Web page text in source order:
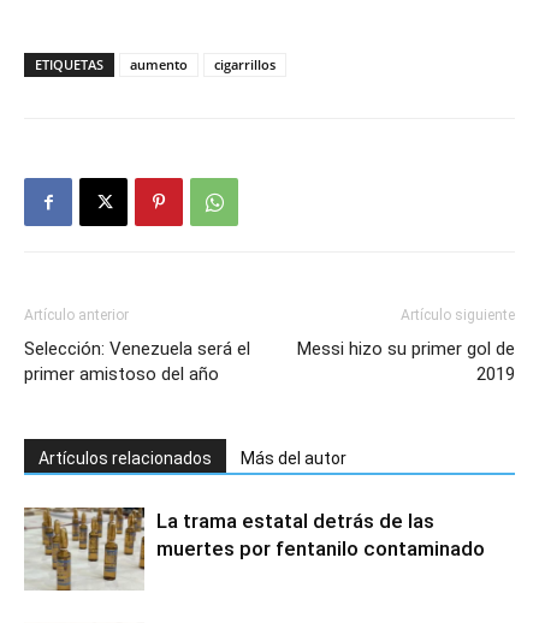
ETIQUETAS aumento cigarrillos
Artículo anterior
Selección: Venezuela será el
primer amistoso del año
Artículo siguiente
Messi hizo su primer gol de
2019
Artículos relacionados Más del autor
La trama estatal detrás de las
muertes por fentanilo contaminado